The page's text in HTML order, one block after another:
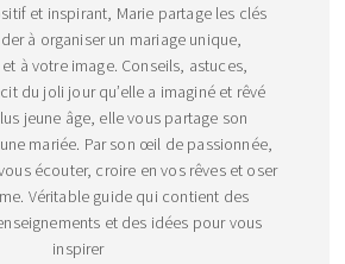
et inspirant, Marie partage les clés
à organiser un mariage unique,
à votre image. Conseils, astuces,
du joli jour qu’elle a imaginé et rêvé
jeune âge, elle vous partage son
mariée. Par son œil de passionnée,
écouter, croire en vos rêves et oser
Véritable guide qui contient des
et des idées pour vous
inspirer